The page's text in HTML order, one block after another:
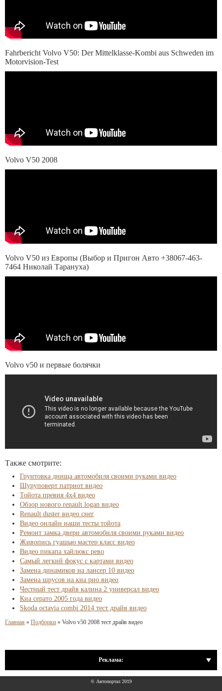
Fahrbericht Volvo V50: Der Mittelklasse-Kombi aus Schweden im
Motorvision-Test
Volvo V50 2008
Volvo V50 из Европы (Выбор и Пригон Авто +38067-463-
7464 Николай Тарануха)
Volvo v50 и первые болячки
Также смотрите:
Грунтовка днища автомобиля своими руками видео
Шуруповерт патриот видео
Тойота превия 4х4 видео
Обзор нового renault logan видео
Renault duster видео снег
Видео онлайн наши тесты тойота
Ремонт замка двери автомобиля своими руками видео
Живопись гуашью мастер класс видео
Видео пикапа хайлюкс рево
Самый легкий фокус с картами видео
Замена динамиков на лансер 10 видео
Замена шрусов на киа рио видео
Честный тест драйв калина 2 универсал видео
Киа серато 2005 года видео
Skoda octavia combi 2014 тест драйв видео
Главная » Подборки » Volvo v50 2008 тест драйв видео
Реклама:
© Автопортал 2019